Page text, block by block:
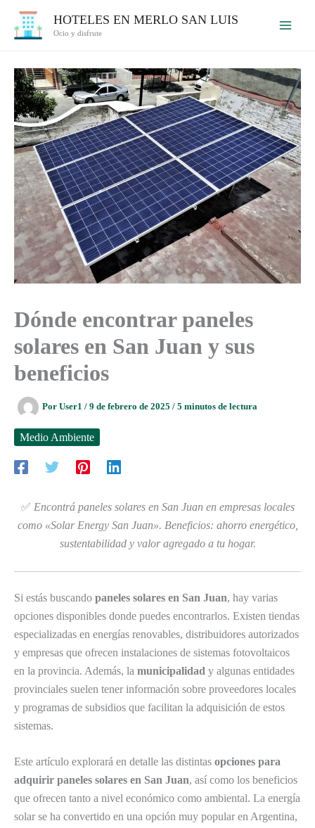
HOTELES EN MERLO SAN LUIS
Ocio y disfrute
Dónde encontrar paneles
solares en San Juan y sus
beneficios
Por User1 / 9 de febrero de 2025 / 5 minutos de lectura
Medio Ambiente
✅ Encontrá paneles solares en San Juan en empresas locales
como «Solar Energy San Juan». Beneficios: ahorro energético,
sustentabilidad y valor agregado a tu hogar.
Si estás buscando paneles solares en San Juan, hay varias
opciones disponibles donde puedes encontrarlos. Existen tiendas
especializadas en energías renovables, distribuidores autorizados
y empresas que ofrecen instalaciones de sistemas fotovoltaicos
en la provincia. Además, la municipalidad y algunas entidades
provinciales suelen tener información sobre proveedores locales
y programas de subsidios que facilitan la adquisición de estos
sistemas.
Este artículo explorará en detalle las distintas opciones para
adquirir paneles solares en San Juan, así como los beneficios
que ofrecen tanto a nivel económico como ambiental. La energía
solar se ha convertido en una opción muy popular en Argentina,